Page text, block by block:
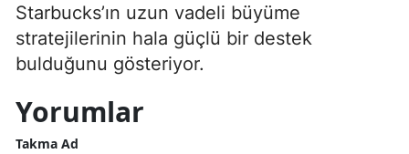
Starbucks’ın uzun vadeli büyüme
stratejilerinin hala güçlü bir destek
bulduğunu gösteriyor.
Yorumlar
Takma Ad